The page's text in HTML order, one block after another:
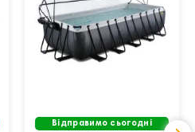
Відправимо сьогодні